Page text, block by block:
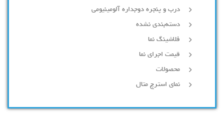
درب و پنجره دوجداره آلومینیومی
دسته‌بندی نشده
فلاشینگ نما
قیمت اجرای نما
محصولات
نمای استرچ متال